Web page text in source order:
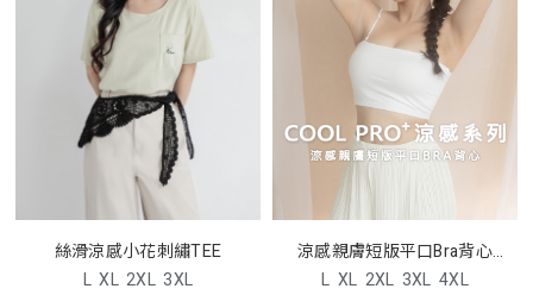
絲滑涼感小花刺繡TEE
L XL 2XL 3XL
涼感親膚短版平口Bra背心
Pobra
L XL 2XL 3XL 4XL